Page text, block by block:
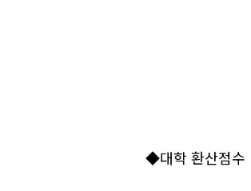
◆대학 환산점수